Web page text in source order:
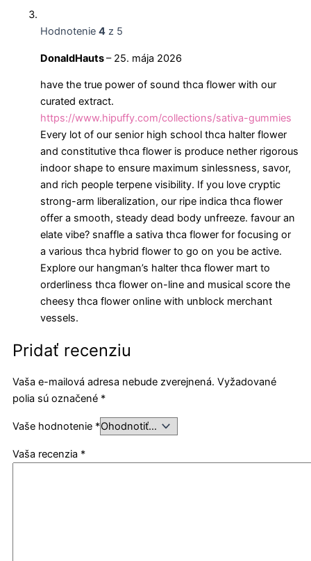
Hodnotenie 4 z 5
DonaldHauts– 25. mája 2026
have the true power of sound thca flower with our
curated extract.
https://www.hipuffy.com/collections/sativa-gummies
Every lot of our senior high school thca halter flower
and constitutive thca flower is produce nether rigorous
indoor shape to ensure maximum sinlessness, savor,
and rich people terpene visibility. If you love cryptic
strong-arm liberalization, our ripe indica thca flower
offer a smooth, steady dead body unfreeze. favour an
elate vibe? snaffle a sativa thca flower for focusing or
a various thca hybrid flower to go on you be active.
Explore our hangman’s halter thca flower mart to
orderliness thca flower on-line and musical score the
cheesy thca flower online with unblock merchant
vessels.
Pridať recenziu
Vaša e-mailová adresa nebude zverejnená. Vyžadované
polia sú označené *
Vaše hodnotenie *
Vaša recenzia *